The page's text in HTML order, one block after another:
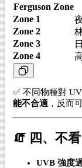
Ferguson Zone
Zone 1
Zone 2
Zone 3
Zone 4
✅ 不同物種對
能不合適 ，反而
🧯 四、不
UVB 強度